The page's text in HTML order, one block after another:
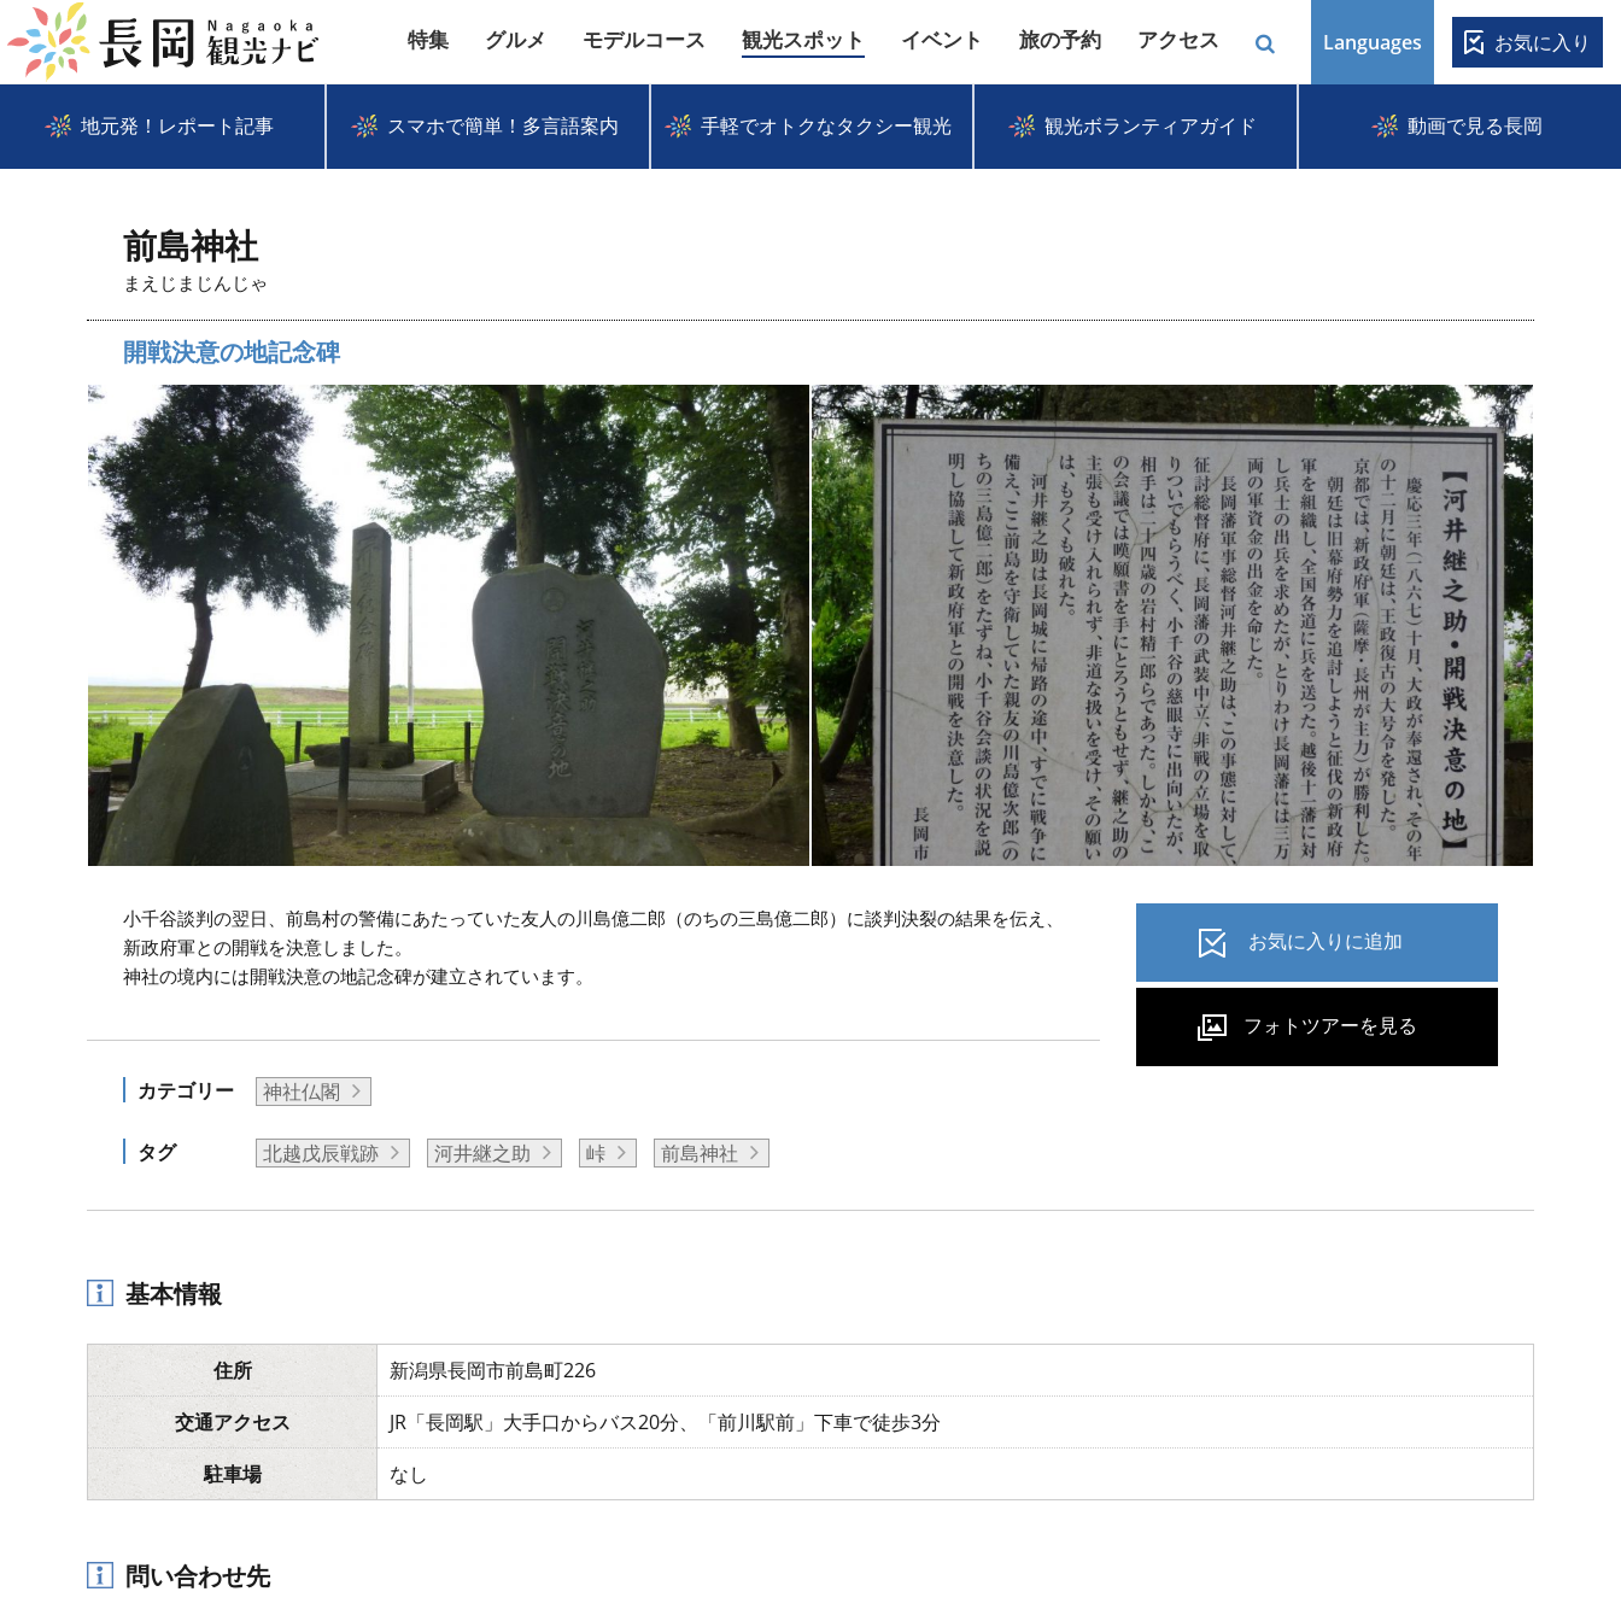
特集 グルメ モデルコース 観光スポット イベント 旅の予約 アクセス Languages お気に入り
地元発！レポート記事 スマホで簡単！多言語案内 手軽でオトクなタクシー観光 観光ボランティアガイド 動画で見る長岡
前島神社
まえじまじんじゃ
開戦決意の地記念碑
小千谷談判の翌日、前島村の警備にあたっていた友人の川島億二郎（のちの三島億二郎）に談判決裂の結果を伝え、
新政府軍との開戦を決意しました。
神社の境内には開戦決意の地記念碑が建立されています。
カテゴリー 神社仏閣
タグ 北越戊辰戦跡 河井継之助 峠 前島神社
基本情報
住所
新潟県長岡市前島町226
交通アクセス
JR「長岡駅」大手口からバス20分、「前川駅前」下車で徒歩3分
駐車場
なし
問い合わせ先